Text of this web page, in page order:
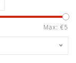
Max: €5